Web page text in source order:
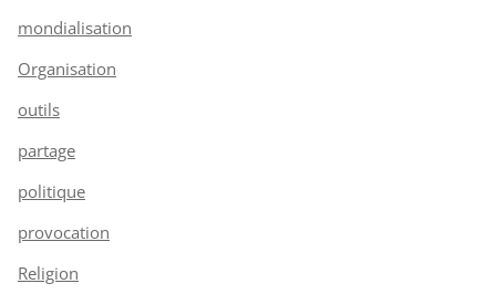
mondialisation
Organisation
outils
partage
politique
provocation
Religion